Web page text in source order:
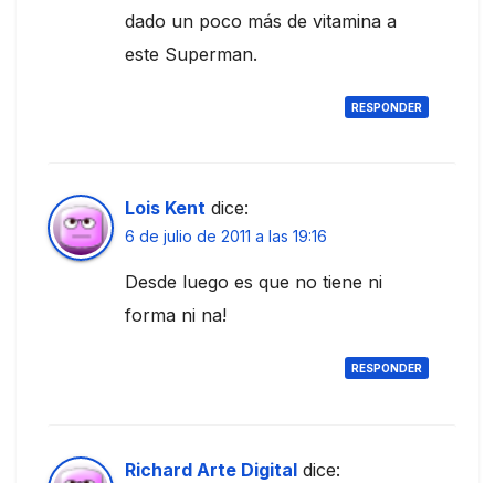
dado un poco más de vitamina a
este Superman.
RESPONDER
Lois Kent dice:
6 de julio de 2011 a las 19:16
Desde luego es que no tiene ni
forma ni na!
RESPONDER
Richard Arte Digital dice: